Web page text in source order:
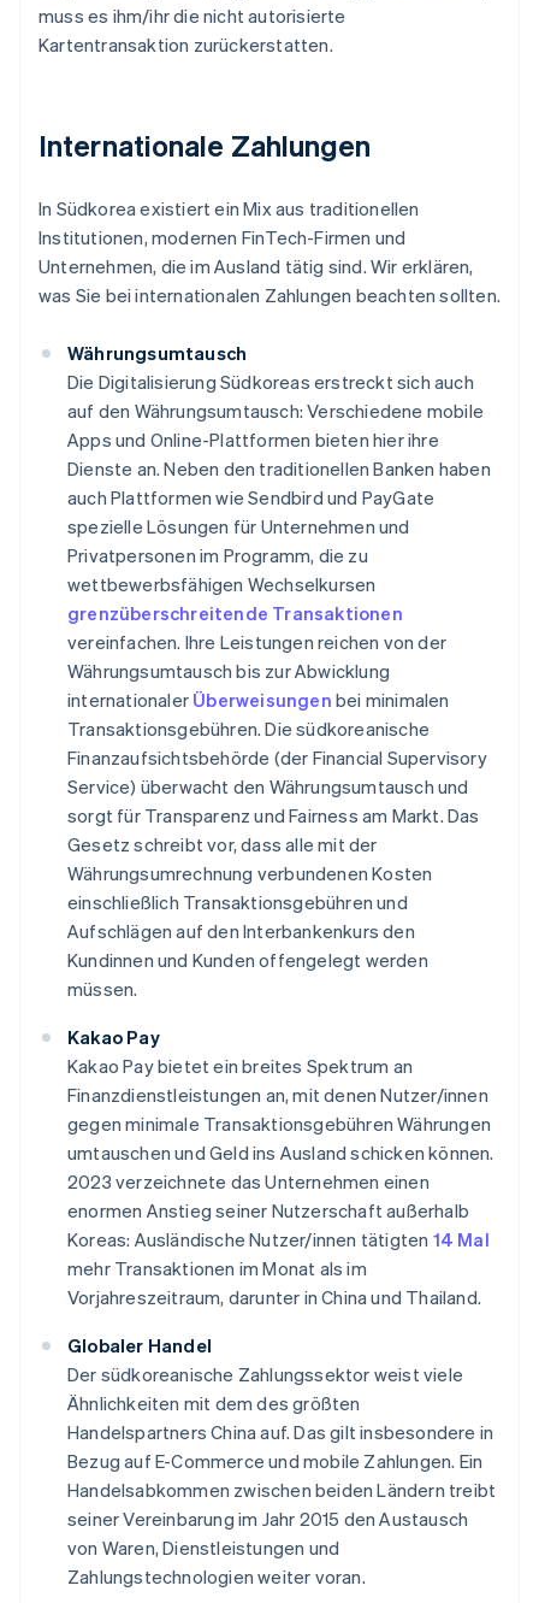
muss es ihm/ihr die nicht autorisierte
Kartentransaktion zurückerstatten.
Internationale Zahlungen
In Südkorea existiert ein Mix aus traditionellen
Institutionen, modernen FinTech-Firmen und
Unternehmen, die im Ausland tätig sind. Wir erklären,
was Sie bei internationalen Zahlungen beachten sollten.
Währungsumtausch
Die Digitalisierung Südkoreas erstreckt sich auch
auf den Währungsumtausch: Verschiedene mobile
Apps und Online-Plattformen bieten hier ihre
Dienste an. Neben den traditionellen Banken haben
auch Plattformen wie Sendbird und PayGate
spezielle Lösungen für Unternehmen und
Privatpersonen im Programm, die zu
wettbewerbsfähigen Wechselkursen
grenzüberschreitende Transaktionen
vereinfachen. Ihre Leistungen reichen von der
Währungsumtausch bis zur Abwicklung
internationaler Überweisungen bei minimalen
Transaktionsgebühren. Die südkoreanische
Finanzaufsichtsbehörde (der Financial Supervisory
Service) überwacht den Währungsumtausch und
sorgt für Transparenz und Fairness am Markt. Das
Gesetz schreibt vor, dass alle mit der
Währungsumrechnung verbundenen Kosten
einschließlich Transaktionsgebühren und
Aufschlägen auf den Interbankenkurs den
Kundinnen und Kunden offengelegt werden
müssen.
Kakao Pay
Kakao Pay bietet ein breites Spektrum an
Finanzdienstleistungen an, mit denen Nutzer/innen
gegen minimale Transaktionsgebühren Währungen
umtauschen und Geld ins Ausland schicken können.
2023 verzeichnete das Unternehmen einen
enormen Anstieg seiner Nutzerschaft außerhalb
Koreas: Ausländische Nutzer/innen tätigten 14 Mal
mehr Transaktionen im Monat als im
Vorjahreszeitraum, darunter in China und Thailand.
Globaler Handel
Der südkoreanische Zahlungssektor weist viele
Ähnlichkeiten mit dem des größten
Handelspartners China auf. Das gilt insbesondere in
Bezug auf E-Commerce und mobile Zahlungen. Ein
Handelsabkommen zwischen beiden Ländern treibt
seiner Vereinbarung im Jahr 2015 den Austausch
von Waren, Dienstleistungen und
Zahlungstechnologien weiter voran.